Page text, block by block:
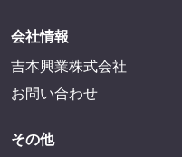
会社情報
吉本興業株式会社
お問い合わせ
その他